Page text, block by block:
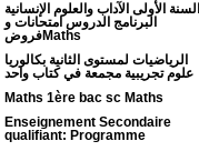
السنة الأولى الآداب والعلوم الإنسانية
البرنامج الدروس امتحانات و
فروضMaths
الرياضيات لمستوى الثانية بكالوريا
علوم تجريبية مجمعة في كتاب واحد
Maths 1ère bac sc Maths
Enseignement Secondaire
qualifiant: Programme